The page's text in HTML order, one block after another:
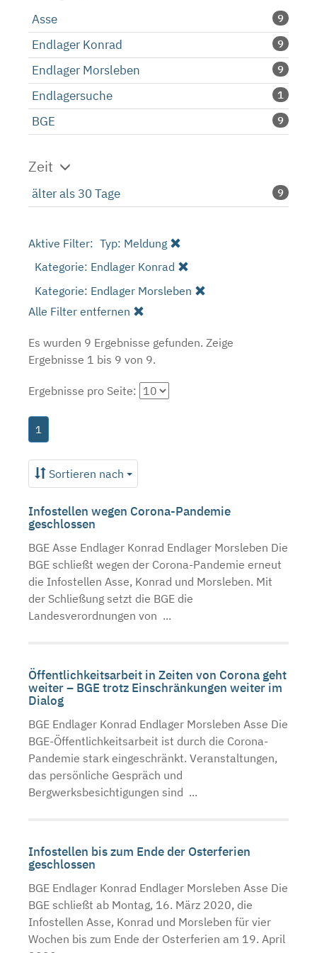
Asse 9
Endlager Konrad 9
Endlager Morsleben 9
Endlagersuche 1
BGE 9
Zeit
älter als 30 Tage 9
Aktive Filter: Typ: Meldung
Kategorie: Endlager Konrad
Kategorie: Endlager Morsleben
Alle Filter entfernen
Es wurden 9 Ergebnisse gefunden. Zeige
Ergebnisse 1 bis 9 von 9.
Ergebnisse pro Seite:
1
Sortieren nach
Infostellen wegen Corona-Pandemie
geschlossen
BGE Asse Endlager Konrad Endlager Morsleben Die
BGE schließt wegen der Corona-Pandemie erneut
die Infostellen Asse, Konrad und Morsleben. Mit
der Schließung setzt die BGE die
Landesverordnungen von ...
Öffentlichkeitsarbeit in Zeiten von Corona geht
weiter – BGE trotz Einschränkungen weiter im
Dialog
BGE Endlager Konrad Endlager Morsleben Asse Die
BGE-Öffentlichkeitsarbeit ist durch die Corona-
Pandemie stark eingeschränkt. Veranstaltungen,
das persönliche Gespräch und
Bergwerksbesichtigungen sind ...
Infostellen bis zum Ende der Osterferien
geschlossen
BGE Endlager Konrad Endlager Morsleben Asse Die
BGE schließt ab Montag, 16. März 2020, die
Infostellen Asse, Konrad und Morsleben für vier
Wochen bis zum Ende der Osterferien am 19. April